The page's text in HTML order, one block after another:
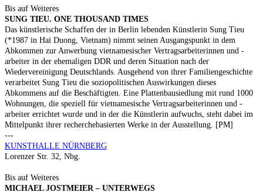
Bis auf Weiteres
SUNG TIEU. ONE THOUSAND TIMES
Das künstlerische Schaffen der in Berlin lebenden Künstlerin Sung Tieu
(*1987 in Hai Duong, Vietnam) nimmt seinen Ausgangspunkt in dem
Abkommen zur Anwerbung vietnamesischer Vertragsarbeiterinnen und -
arbeiter in der ehemaligen DDR und deren Situation nach der
Wiedervereinigung Deutschlands. Ausgehend von ihrer Familiengeschichte
verarbeitet Sung Tieu die soziopolitischen Auswirkungen dieses
Abkommens auf die Beschäftigten. Eine Plattenbausiedlung mit rund 1000
Wohnungen, die speziell für vietnamesische Vertragsarbeiterinnen und -
arbeiter errichtet wurde und in der die Künstlerin aufwuchs, steht dabei im
Mittelpunkt ihrer recherchebasierten Werke in der Ausstellung. [PM]
---
KUNSTHALLE NÜRNBERG
Lorenzer Str. 32, Nbg.
Bis auf Weiteres
MICHAEL JOSTMEIER – UNTERWEGS